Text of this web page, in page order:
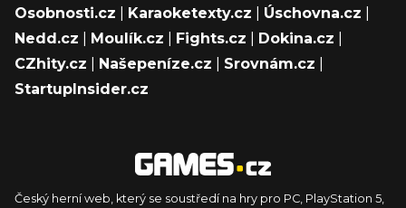
Osobnosti.cz
Karaoketexty.cz Úschovna.cz
Nedd.cz
Moulík.cz Fights.cz Dokina.cz
CZhity.cz
Našepeníze.cz Srovnám.cz
StartupInsider.cz
Český herní web, který se soustředí na hry pro PC, PlayStation 5,